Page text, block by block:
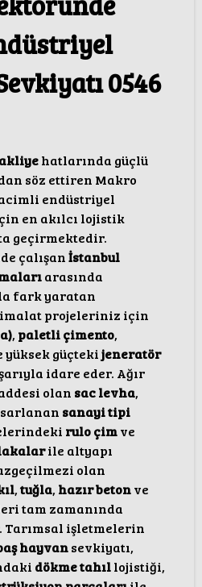
0546
hatlarında güçlü
söz ettiren Makro
endüstriyel
en akılcı lojistik
geçirmektedir.
çalışanİstanbul
arasında
fark yaratan
projeleriniz için
, paletli çimento,
yüksek güçtekijeneratör
idare eder. Ağır
olan sac levha,
sanayi tipi
rulo çimve
ile altyapı
olan
,tuğla, hazır betonve
tam zamanında
Tarımsal işletmelerin
hayvansevkiyatı,
dökme tahıllojistiği,